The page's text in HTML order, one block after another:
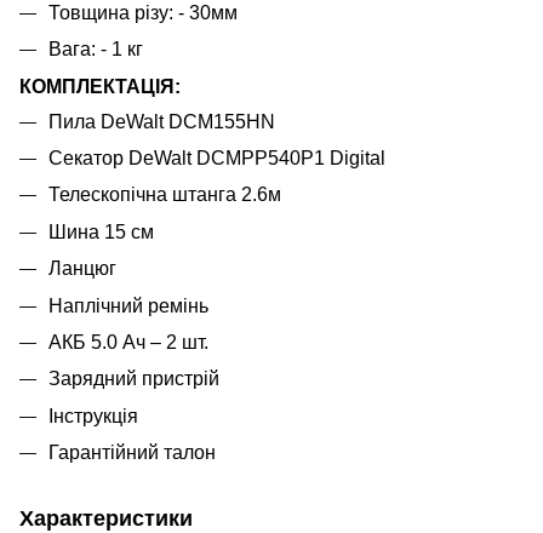
Товщина різу: - 30мм
Вага: - 1 кг
КОМПЛЕКТАЦІЯ:
Пила DeWalt DCM155HN
Секатор DeWalt DCMPP540P1 Digital
Телескопічна штанга 2.6м
Шина 15 см
Ланцюг
Наплічний ремінь
АКБ 5.0 Ач – 2 шт.
Зарядний пристрій
Інструкція
Гарантійний талон
Характеристики